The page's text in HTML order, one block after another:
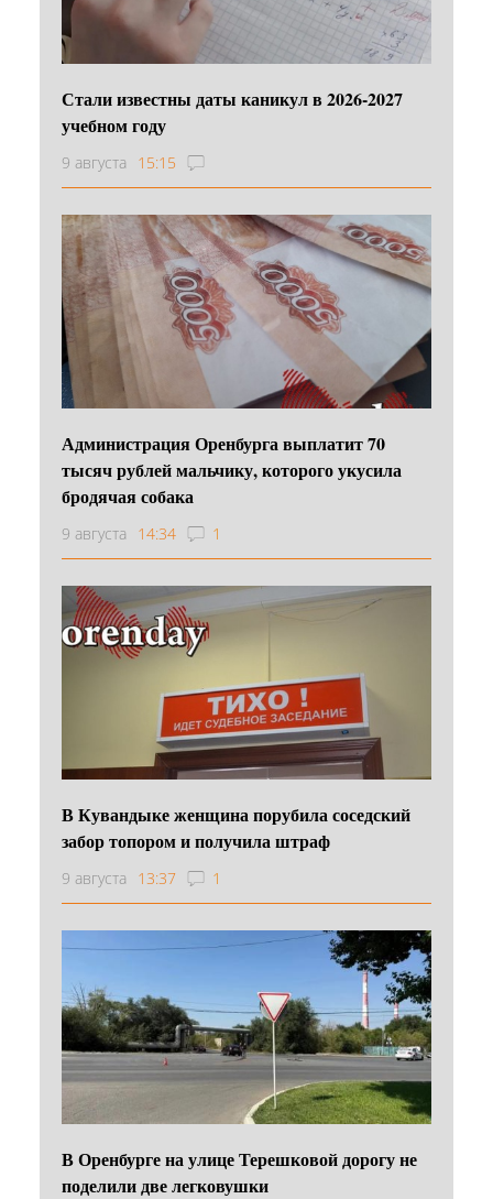
Стали известны даты каникул в 2026-2027
учебном году
9 августа 15:15
Администрация Оренбурга выплатит 70
тысяч рублей мальчику, которого укусила
бродячая собака
9 августа 14:34 1
В Кувандыке женщина порубила соседский
забор топором и получила штраф
9 августа 13:37 1
В Оренбурге на улице Терешковой дорогу не
поделили две легковушки